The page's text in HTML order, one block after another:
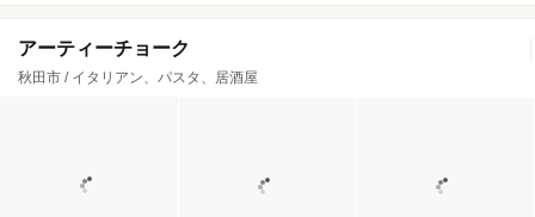
アーティーチョーク
秋田市 / イタリアン、パスタ、居酒屋